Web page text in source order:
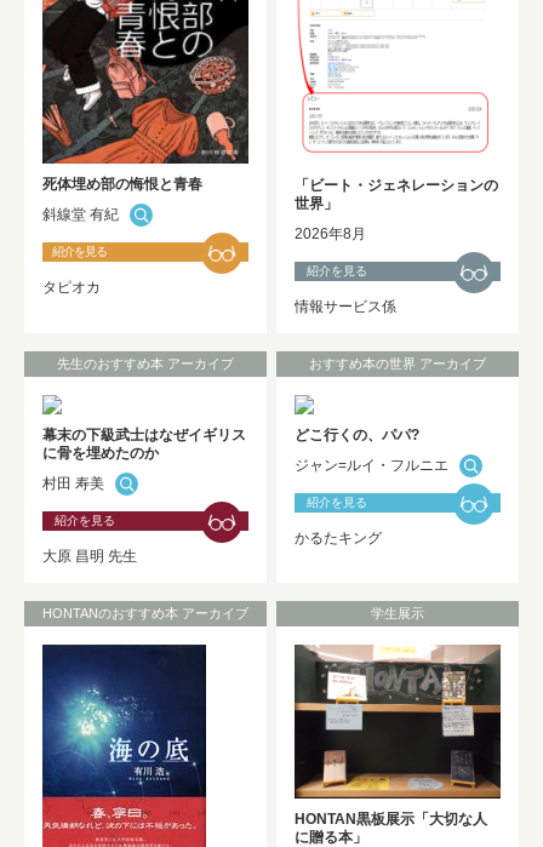
2025年度 修士論文及び卒業論文の利用
開始について
NEW!
死体埋め部の悔恨と青春
斜線堂 有紀
紹介を見る
タピオカ
「ビート・ジェネレーションの
世界」
2026年8月
紹介を見る
情報サービス係
先生のおすすめ本 アーカイブ
幕末の下級武士はなぜイギリス
に骨を埋めたのか
村田 寿美
紹介を見る
大原 昌明 先生
おすすめ本の世界 アーカイブ
どこ行くの、パパ?
ジャン=ルイ・フルニエ
紹介を見る
かるたキング
HONTANのおすすめ本 アーカイブ 学生展示
HONTAN黒板展示「大切な人
に贈る本」